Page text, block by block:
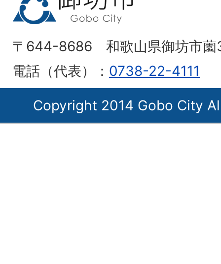
〒644-8686 和歌山県御坊市薗
電話（代表）： 0738-22-4111
Copyright 2014 Gobo City